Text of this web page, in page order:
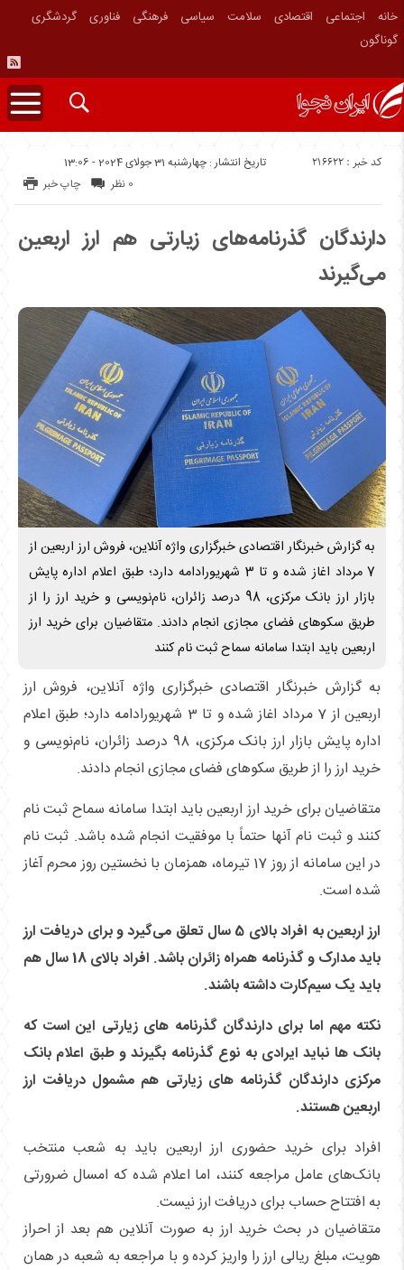
خانه اجتماعی اقتصادی سلامت سیاسی فرهنگی فناوری
گردشگری
گوناگون
تاریخ انتشار : چهارشنبه 31 جولای 2024 - 13:06 کد خبر : 216622
چاپ خبر 0 نظر
دارندگان گذرنامه‌های زیارتی هم ارز اربعین
می‌گیرند
به گزارش خبرنگار اقتصادی خبرگزاری واژه آنلاین، فروش‌ ارز اربعین از
7 مرداد اغاز شده و تا 3 شهریور‌ادامه دارد؛ طبق اعلام اداره پایش
بازار ارز بانک مرکزی، 98 درصد زائران، نام‌نویسی و خرید ارز را از
طریق سکو‌های فضای مجازی انجام دادند. متقاضیان برای خرید ارز
اربعین باید ابتدا سامانه سماح ثبت نام کنند
به گزارش خبرنگار اقتصادی خبرگزاری واژه آنلاین، فروش‌ ارز
اربعین از 7 مرداد اغاز شده و تا 3 شهریور‌ادامه دارد؛ طبق اعلام
اداره پایش بازار ارز بانک مرکزی، 98 درصد زائران، نام‌نویسی و
خرید ارز را از طریق سکو‌های فضای مجازی انجام دادند.
متقاضیان برای خرید ارز اربعین باید ابتدا سامانه سماح ثبت نام
کنند و ثبت نام آنها حتماً با موفقیت انجام شده باشد. ثبت نام
در این سامانه از روز 17 تیرماه، همزمان با نخستین روز محرم آغاز
شده است.
ارز اربعین به افراد بالای 5 سال تعلق می‌گیرد و برای دریافت ارز
باید مدارک و گذرنامه همراه زائران باشد. افراد بالای 18 سال هم
باید یک سیم‌کارت داشته باشند.
نکته مهم اما برای دارندگان گذرنامه های زیارتی این است که
بانک ها نباید ایرادی به نوع گذرنامه بگیرند و طبق اعلام بانک
مرکزی دارندگان گذرنامه های زیارتی هم مشمول دریافت ارز
اربعین هستند.
افراد برای خرید حضوری ارز اربعین باید به شعب منتخب
بانک‌های عامل مراجعه کنند، اما اعلام شده که امسال ضرورتی
به افتتاح حساب برای دریافت ارز نیست.
متقاضیان در بحث خرید ارز به صورت آنلاین هم بعد از احراز
هویت، مبلغ ریالی ارز را واریز کرده و با مراجعه به شعبه در همان